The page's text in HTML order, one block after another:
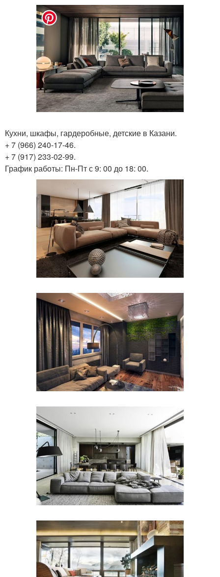
Кухни, шкафы, гардеробные, детские в Казани.
+ 7 (966) 240-17-46.
+ 7 (917) 233-02-99.
График работы: Пн-Пт с 9: 00 до 18: 00.